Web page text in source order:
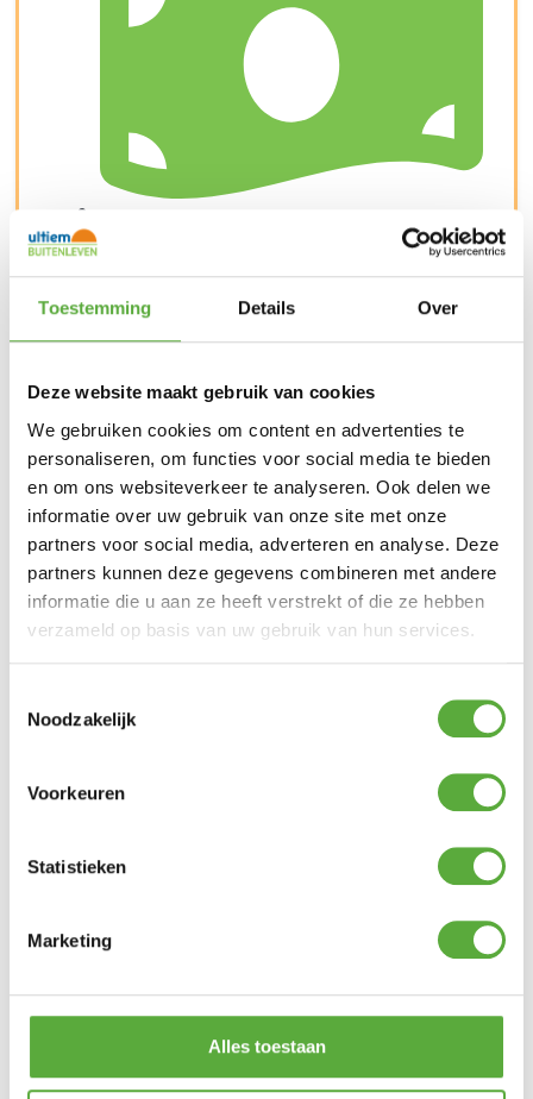
Toestemming Details Over
Deze website maakt gebruik van cookies
We gebruiken cookies om content en advertenties te
personaliseren, om functies voor social media te bieden
en om ons websiteverkeer te analyseren. Ook delen we
informatie over uw gebruik van onze site met onze
partners voor social media, adverteren en analyse. Deze
partners kunnen deze gegevens combineren met andere
informatie die u aan ze heeft verstrekt of die ze hebben
verzameld op basis van uw gebruik van hun services.
Noodzakelijk
Voorkeuren
Statistieken
Marketing
Alles toestaan
Snelle verzending & levering aan huis
Productkleur Brons